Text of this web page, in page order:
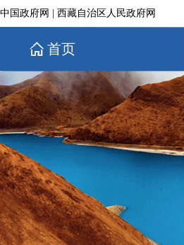
中国政府网 西藏自治区人民政府网
首页